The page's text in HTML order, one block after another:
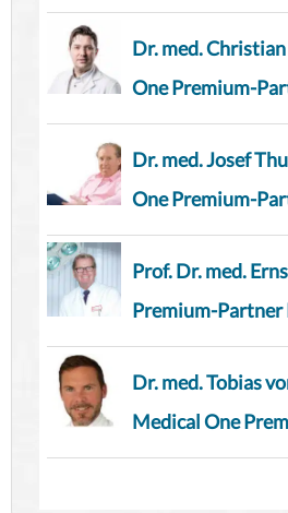
Dr. med.
One Premium-
Dr. med. Josef
One Premium-
Prof. Dr. med.
Premium-Partner
Dr. med. Tobias
Medical One